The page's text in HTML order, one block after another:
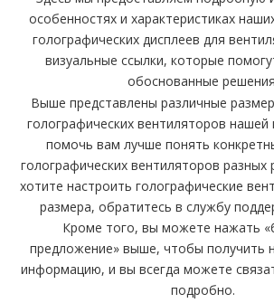
особенностях и характеристиках
голографических дисплеев для
визуальные ссылки, которые
обоснованные
Выше представлены различные
голографических вентиляторов
помочь вам лучше понять
голографических вентиляторов разных
хотите настроить голографические
размера, обратитесь в службу
Кроме того, вы можете нажать
предложение» выше, чтобы получить
информацию, и вы всегда можете
подробно.